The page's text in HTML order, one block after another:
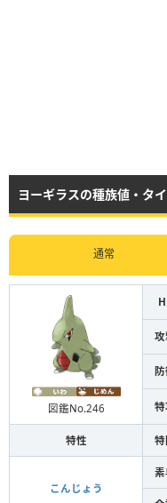
ヨーギラスの種族値・タ
通常
図鑑No.246
攻
防
特性 特
こんじょう
素